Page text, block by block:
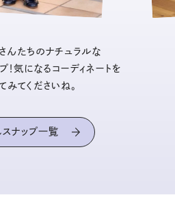
んたちのナチュラルな
！気になるコーディネートを
みてくださいね。
スナップ一覧